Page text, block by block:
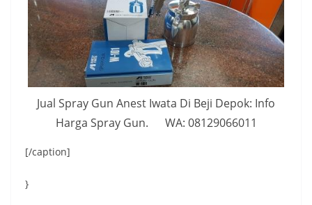
Jual Spray Gun Anest Iwata Di Beji Depok: Info
Harga Spray Gun. WA: 08129066011
[/caption]
}